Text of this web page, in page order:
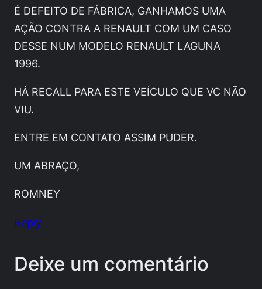
É DEFEITO DE FÁBRICA, GANHAMOS UMA
AÇÃO CONTRA A RENAULT COM UM CASO
DESSE NUM MODELO RENAULT LAGUNA
1996.
HÁ RECALL PARA ESTE VEÍCULO QUE VC NÃO
VIU.
ENTRE EM CONTATO ASSIM PUDER.
UM ABRAÇO,
ROMNEY
Reply
Deixe um comentário